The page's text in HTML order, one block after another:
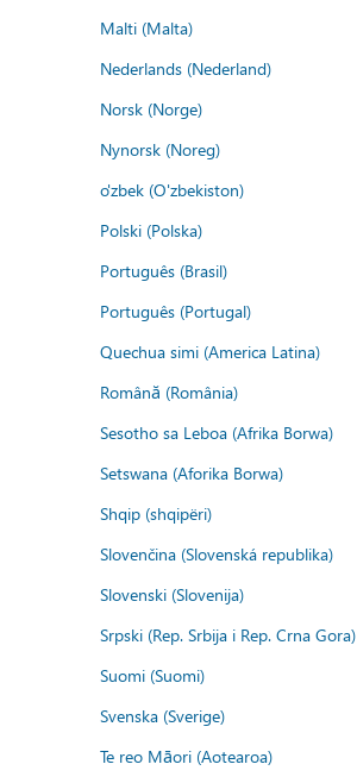
Malti (Malta)
Nederlands (Nederland)
Norsk (Norge)
Nynorsk (Noreg)
o'zbek (O'zbekiston)
Polski (Polska)
Português (Brasil)
Português (Portugal)
Quechua simi (America Latina)
Română (România)
Sesotho sa Leboa (Afrika Borwa)
Setswana (Aforika Borwa)
Shqip (shqipëri)
Slovenčina (Slovenská republika)
Slovenski (Slovenija)
Srpski (Rep. Srbija i Rep. Crna Gora)
Suomi (Suomi)
Svenska (Sverige)
Te reo Māori (Aotearoa)